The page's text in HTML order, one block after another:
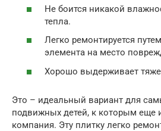
Не боится никакой
тепла.
Легко ремонтируется
элемента на место
Хорошо выдерживает
Это – идеальный вариант для
подвижных детей, к которым еще
компания. Эту плитку легко